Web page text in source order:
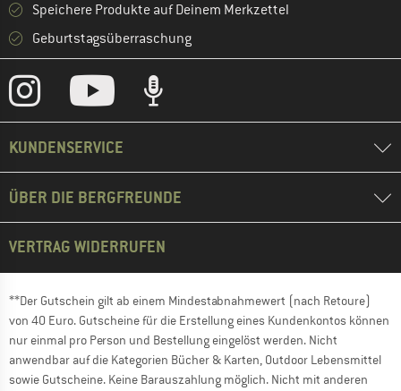
Speichere Produkte auf Deinem Merkzettel
Geburtstagsüberraschung
KUNDENSERVICE
ÜBER DIE BERGFREUNDE
VERTRAG WIDERRUFEN
**Der Gutschein gilt ab einem Mindestabnahmewert (nach Retoure)
von 40 Euro. Gutscheine für die Erstellung eines Kundenkontos können
nur einmal pro Person und Bestellung eingelöst werden. Nicht
anwendbar auf die Kategorien Bücher & Karten, Outdoor Lebensmittel
sowie Gutscheine. Keine Barauszahlung möglich. Nicht mit anderen